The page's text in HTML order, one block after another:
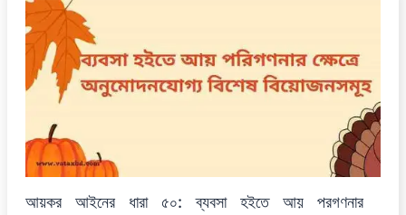
আয়কর আইনের ধারা ৫০: ব্যবসা হইতে আয় পরগণনার